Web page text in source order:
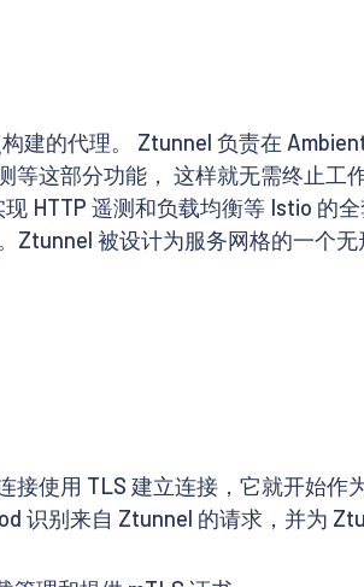
建的代理。 Ztunnel 负责在
这部分功能， 这样就无需终止工
HTTP 遥测和负载均衡等 Istio 的
被设计为服务网格的一个无
使用 TLS 建立连接，它就开始作
识别来自 Ztunnel 的请求，并为